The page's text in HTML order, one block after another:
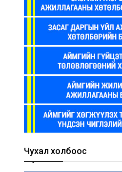
Чухал холбоос